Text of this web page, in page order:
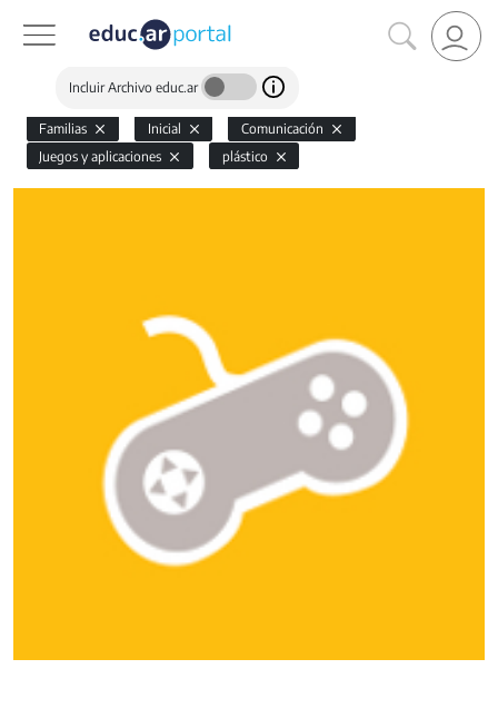
Incluir Archivo educ.ar
Familias Inicial
Comunicación
Juegos y aplicaciones
plástico